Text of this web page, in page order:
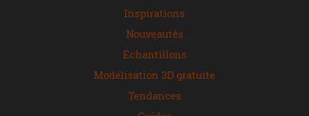
Inspirations
Nouveautés
Échantillons
Modélisation 3D gratuite
Tendances